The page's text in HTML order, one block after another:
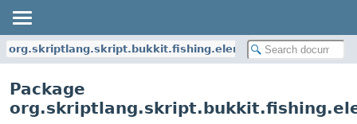
org.skriptlang.skript.bukkit.fishing.elements.events
Package